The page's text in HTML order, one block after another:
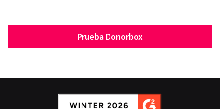
Prueba Donorbox